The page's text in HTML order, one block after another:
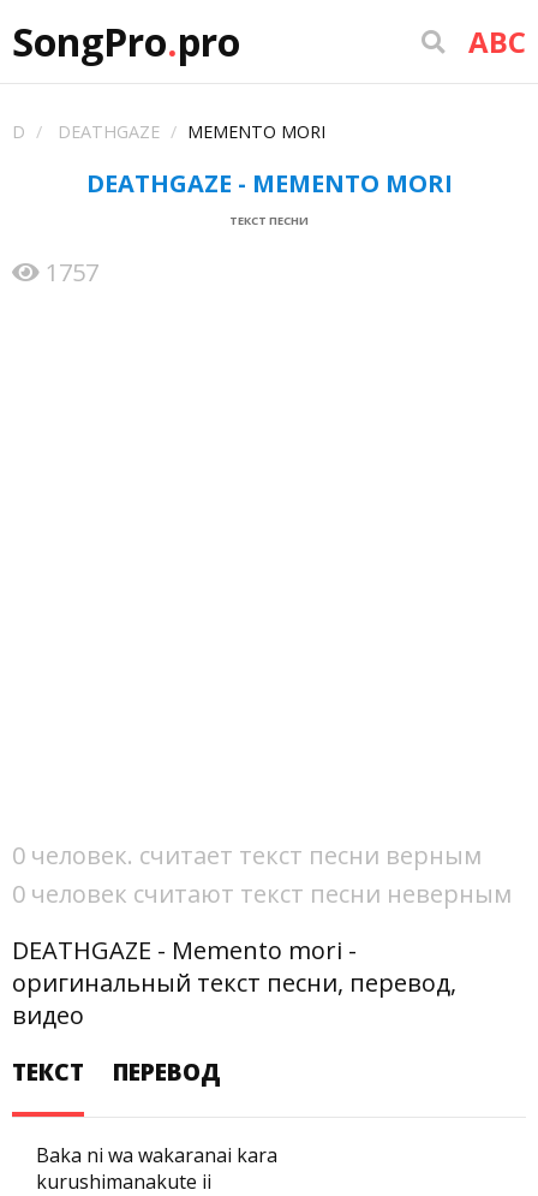
SongPro.pro ABC
D DEATHGAZE MEMENTO MORI
DEATHGAZE - MEMENTO MORI
ТЕКСТ ПЕСНИ
1757
0 человек. считает текст песни верным
0 человек считают текст песни неверным
DEATHGAZE - Memento mori -
оригинальный текст песни, перевод,
видео
ТЕКСТ
ПЕРЕВОД
Baka ni wa wakaranai kara
kurushimanakute ii